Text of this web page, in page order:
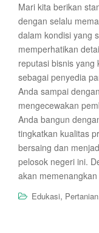
Mari kita berikan
dengan selalu
dalam kondisi yang
memperhatikan
reputasi bisnis yang
sebagai penyedia
Anda sampai
mengecewakan
Anda bangun
tingkatkan kualitas
bersaing dan
pelosok negeri ini.
akan
Edukasi, Pertanian